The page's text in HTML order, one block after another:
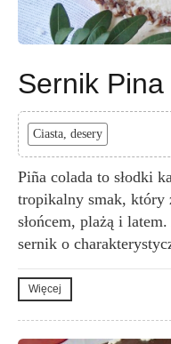
Sernik
Ciasta, desery
Piña colada to słodki
tropikalny smak, który
słońcem, plażą i
sernik o
Więcej